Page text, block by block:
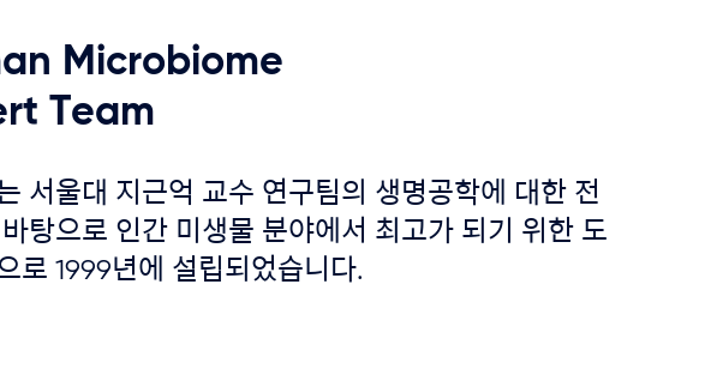
Microbiome
Team
서울대 지근억 교수 연구팀의 생명공학에 대한 전
탕으로 인간 미생물 분야에서 최고가 되기 위한 도
로 1999년에 설립되었습니다.